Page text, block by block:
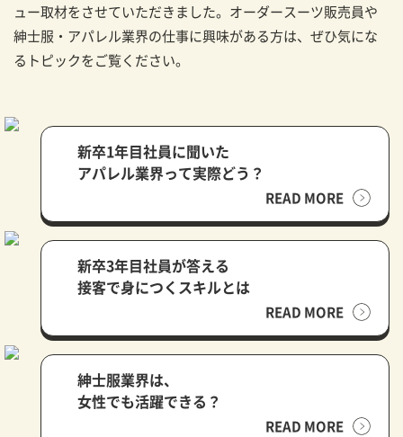
ュー取材をさせていただきました。オーダースーツ販売員や
紳士服・アパレル業界の仕事に興味がある方は、ぜひ気にな
るトピックをご覧ください。
新卒1年目社員に聞いた
アパレル業界って実際どう？
READ MORE
新卒3年目社員が答える
接客で身につくスキルとは
READ MORE
紳士服業界は、
女性でも活躍できる？
READ MORE